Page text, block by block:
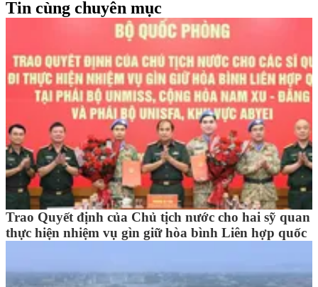
Tin cùng chuyên mục
Trao Quyết định của Chủ tịch nước cho hai sỹ quan
thực hiện nhiệm vụ gìn giữ hòa bình Liên hợp quốc